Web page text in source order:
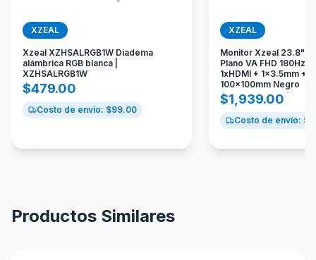
XZEAL
Xzeal XZHSALRGB1W Diadema
alámbrica RGB blanca |
XZHSALRGB1W
$479.00
Costo de envío: $99.00
XZEAL
Monitor Xzeal 23.8"
Plano VA FHD 180Hz
1xHDMI + 1x3.5mm +
100x100mm Negro
$1,939.00
Costo de envío: $
Productos Similares